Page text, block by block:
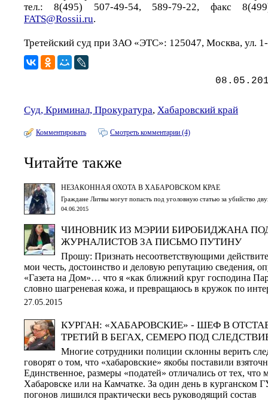
тел.: 8(495) 507-49-54, 589-79-22, факс
FATS@Rossii.ru.
Третейский суд при ЗАО «ЭТС»: 125047, Москва, ул. 1-
Суд, Криминал, Прокуратура, Хабаровский край
Комментировать Смотреть комментарии (4)
Читайте также
НЕЗАКОННАЯ ОХОТА В ХАБАРОВСКОМ КРАЕ
Граждане Литвы могут попасть под уголовную статью за убийство
04.06.2015
ЧИНОВНИК ИЗ МЭРИИ БИРОБИДЖАНА
ЖУРНАЛИСТОВ ЗА ПИСЬМО ПУТИНУ
Прошу: Признать несоответствующими
мои честь, достоинство и деловую репутацию сведения,
«Газета на Дом»… что я «как ближний круг господина
словно шагреневая кожа, и превращаюсь в кружок по
27.05.2015
КУРГАН: «ХАБАРОВСКИЕ» - ШЕФ В
ТРЕТИЙ В БЕГАХ, СЕМЕРО ПОД
Многие сотрудники полиции склонны верить
говорят о том, что «хабаровские» якобы поставили
Единственное, размеры «податей» отличались от тех,
Хабаровске или на Камчатке. За один день в
погонов лишился практически весь руководящий состав